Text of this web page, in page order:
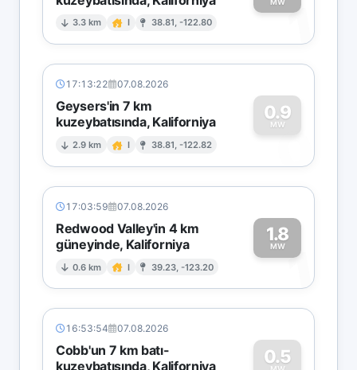
3.3 km I 38.81, -122.80
MW1
17:13:22 07.08.2026
Geysers'in 7 km
kuzeybatısında, Kaliforniya
2.9 km I 38.81, -122.82
0.9
MW
0
17:03:59 07.08.2026
Redwood Valley'in 4 km
güneyinde, Kaliforniya
0.6 km I 39.23, -123.20
1.8
MW1
16:53:54 07.08.2026
Cobb'un 7 km batı-
kuzeybatısında, Kaliforniya
0.5